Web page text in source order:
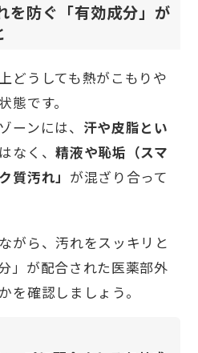
を防ぐ「有効成分」が
どうしても熱がこもりや
態です。
ーンには、 汗や皮脂とい
なく、精液や恥垢（スマ
質汚れ」 が混ざり合って
がら、汚れをスッキリと
」が配合された医薬部外
を確認しましょう。